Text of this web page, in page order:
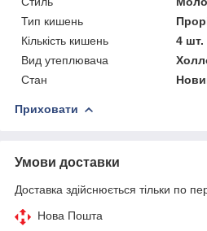
Тип кишень
Кількість кишень
4 шт.
Вид утеплювача
Стан
Приховати
Умови доставки
Доставка здійснюється тільки по
Нова Пошта